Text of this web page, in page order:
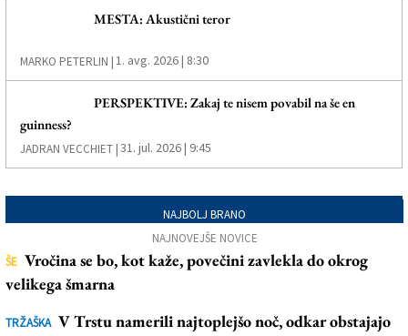
MESTA: Akustični teror
MARKO PETERLIN |1. avg. 2026 | 8:30
PERSPEKTIVE: Zakaj te nisem povabil na še en
guinness?
JADRAN VECCHIET |31. jul. 2026 | 9:45
NAJBOLJ BRANO
NAJNOVEJŠE NOVICE
ŠE Vročina se bo, kot kaže, povečini zavlekla do okrog
velikega šmarna
TRŽAŠKA V Trstu namerili najtoplejšo noč, odkar obstajajo